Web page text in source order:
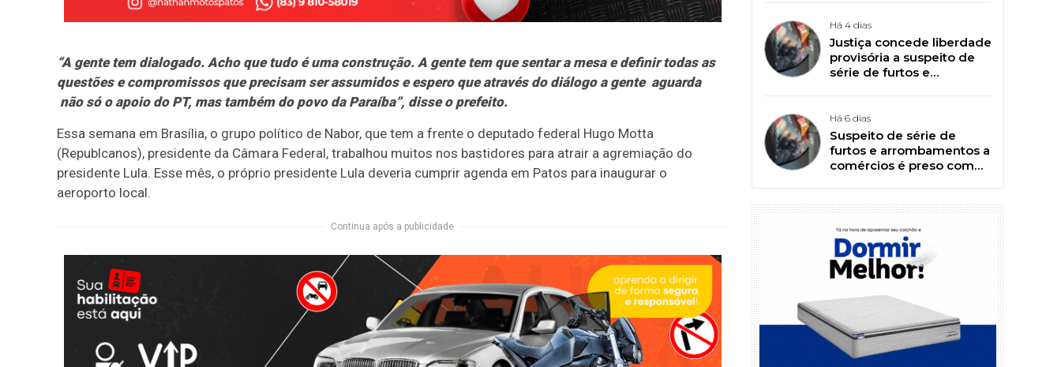
“A gente tem dialogado. Acho que tudo é uma construção. A gente tem que sentar a mesa e definir todas as
questões e compromissos que precisam ser assumidos e espero que através do diálogo a gente aguarda
não só o apoio do PT, mas também do povo da Paraíba”, disse o prefeito.
Essa semana em Brasília, o grupo político de Nabor, que tem a frente o deputado federal Hugo Motta
(Republcanos), presidente da Câmara Federal, trabalhou muitos nos bastidores para atrair a agremiação do
presidente Lula. Esse mês, o próprio presidente Lula deveria cumprir agenda em Patos para inaugurar o
aeroporto local.
Continua após a publicidade
Há 4 dias
Justiça concede liberdade
provisória a suspeito de
série de furtos e
Há 6 dias
Suspeito de série de
furtos e arrombamentos a
comércios é preso com